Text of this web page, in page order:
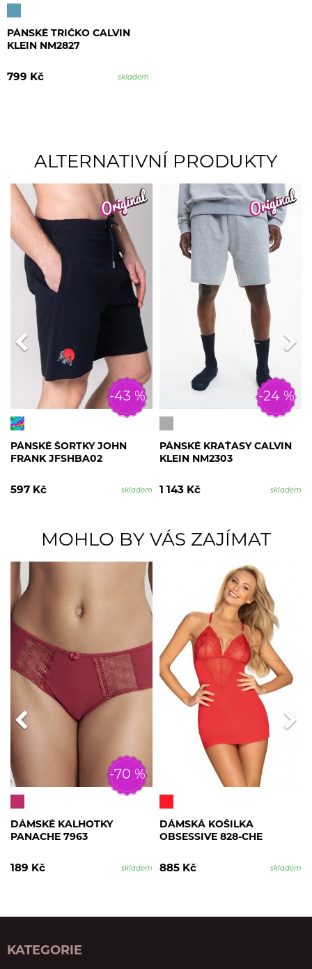
PÁNSKÉ TRIČKO CALVIN
KLEIN NM2827
799 Kč skladem
ALTERNATIVNÍ PRODUKTY
-43 %
PÁNSKÉ ŠORTKY JOHN
FRANK JFSHBA02
597 Kč skladem
-24 %
PÁNSKÉ KRAŤASY CALVIN
KLEIN NM2303
1 143 Kč skladem
MOHLO BY VÁS ZAJÍMAT
-70 %
DÁMSKÉ KALHOTKY
PANACHE 7963
189 Kč skladem
DÁMSKÁ KOŠILKA
OBSESSIVE 828-CHE
885 Kč skladem
KATEGORIE